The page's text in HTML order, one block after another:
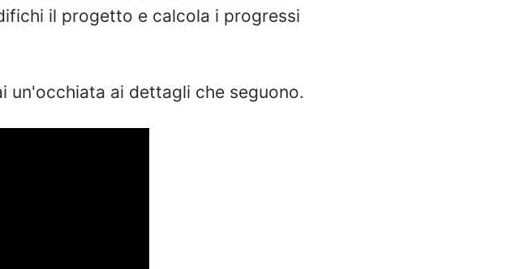
il progetto e calcola i progressi
un'occhiata ai dettagli che seguono.